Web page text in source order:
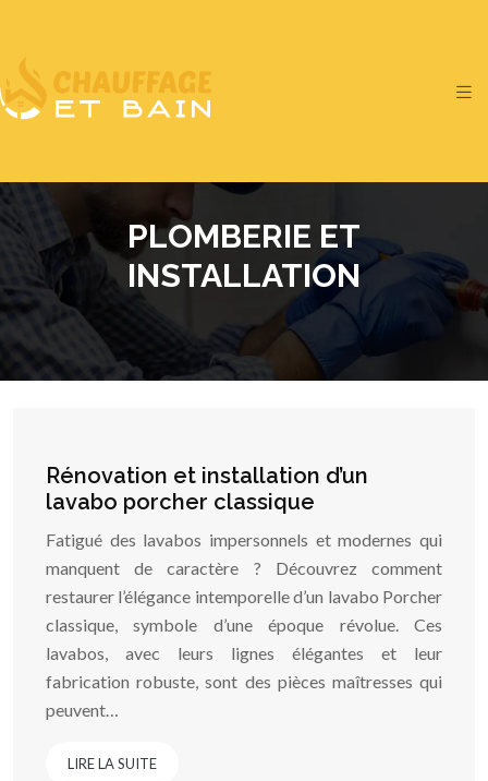
PLOMBERIE ET
INSTALLATION
Rénovation et installation d’un
lavabo porcher classique
Fatigué des lavabos impersonnels et modernes qui
manquent de caractère ? Découvrez comment
restaurer l’élégance intemporelle d’un lavabo Porcher
classique, symbole d’une époque révolue. Ces
lavabos, avec leurs lignes élégantes et leur
fabrication robuste, sont des pièces maîtresses qui
peuvent…
LIRE LA SUITE